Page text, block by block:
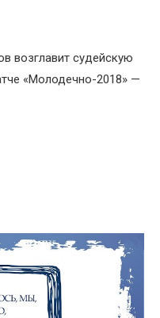
возглавит судейскую
«Молодечно-2018» —